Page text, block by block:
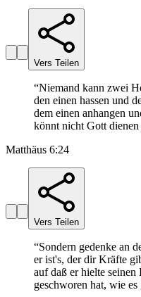
Vers Teilen
“Niemand kann zwei
den einen hassen und
dem einen anhangen
könnt nicht Gott
Matthäus 6:24
Vers Teilen
“Sondern gedenke an
er ist's, der dir Kräfte
auf daß er hielte
geschworen hat, wie es